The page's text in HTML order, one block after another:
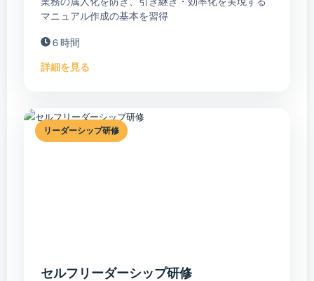
マニュアル作成の基本を習得
６時間
詳細を見る
リーダーシップ研修
セルフリーダーシップ研修